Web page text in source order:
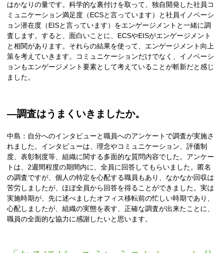
はかなりの量です。科学的な裏付けを取って、独自開発した社員コ
ミュニケーション満足度（ECSと言っています）と社員イノベーシ
ョン潜在度（EISと言っています）をエンゲージメントと一緒に調
査します。すると、面白いことに、ECSやEISがエンゲージメント
と相関があります。それらの結果を使って、エンゲージメント向上
策を考えていきます。コミュニケーションだけでなく、イノベーシ
ョンもエンゲージメント要素として考えていることが斬新だと感じ
ました。
―調査はうまくいきましたか。
中島：自分へのインタビューと職員へのアンケートで調査が実施さ
れました。インタビューは、理念やコミュニケーション、評価制
度、表彰制度等、組織に関する多面的な質問内容でした。アンケー
トは、2週間程度の期間内に、全員に回答してもらいました。匿名
の調査ですが、個人の特定を心配する職員もあり、なかなか回収は
苦労しましたが、ほぼ全員から回答を得ることができました。実は
実施時期が、先に述べましたオフィス移転前の忙しい時期であり、
心配しましたが、組織の実態を表す、正確な調査が出来たことに、
職員の全面的な協力に感謝したいと思います。